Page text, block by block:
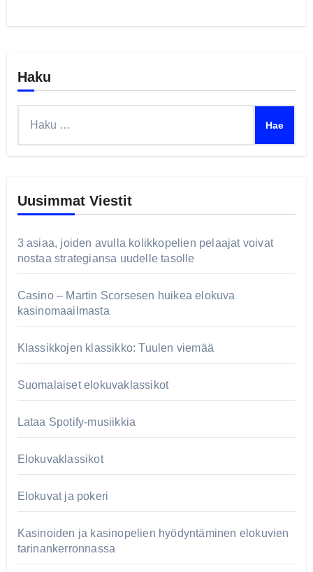
Haku
Uusimmat Viestit
3 asiaa, joiden avulla kolikkopelien pelaajat voivat
nostaa strategiansa uudelle tasolle
Casino – Martin Scorsesen huikea elokuva
kasinomaailmasta
Klassikkojen klassikko: Tuulen viemää
Suomalaiset elokuvaklassikot
Lataa Spotify-musiikkia
Elokuvaklassikot
Elokuvat ja pokeri
Kasinoiden ja kasinopelien hyödyntäminen elokuvien
tarinankerronnassa